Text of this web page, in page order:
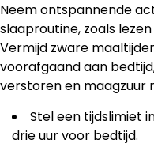
Neem ontspannende
slaaproutine, zoals
Vermijd zware
voorafgaand aan
verstoren en maagzuur
Stel een tijdslimiet
drie uur voor bedtijd.